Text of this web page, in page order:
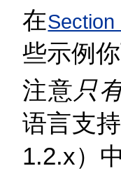
在Section
些示例
注意只
语言支
1.2.x）